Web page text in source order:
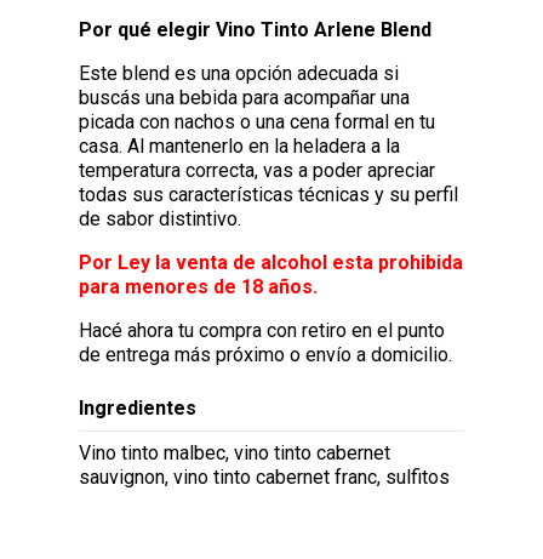
Por qué elegir Vino Tinto Arlene Blend
Este blend es una opción adecuada si
buscás una bebida para acompañar una
picada con nachos o una cena formal en tu
casa. Al mantenerlo en la heladera a la
temperatura correcta, vas a poder apreciar
todas sus características técnicas y su perfil
de sabor distintivo.
Por Ley la venta de alcohol esta prohibida
para menores de 18 años.
Hacé ahora tu compra con retiro en el punto
de entrega más próximo o envío a domicilio.
Ingredientes
Vino tinto malbec, vino tinto cabernet
sauvignon, vino tinto cabernet franc, sulfitos